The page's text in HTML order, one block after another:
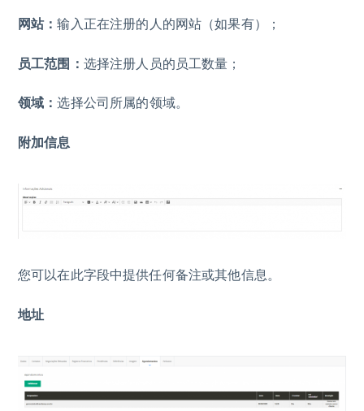
网站：输入正在注册的人的网站（如果有）；
员工范围： 选择注册人员的员工数量；
领域：选择公司所属的领域。
附加信息
您可以在此字段中提供任何备注或其他信息。
地址